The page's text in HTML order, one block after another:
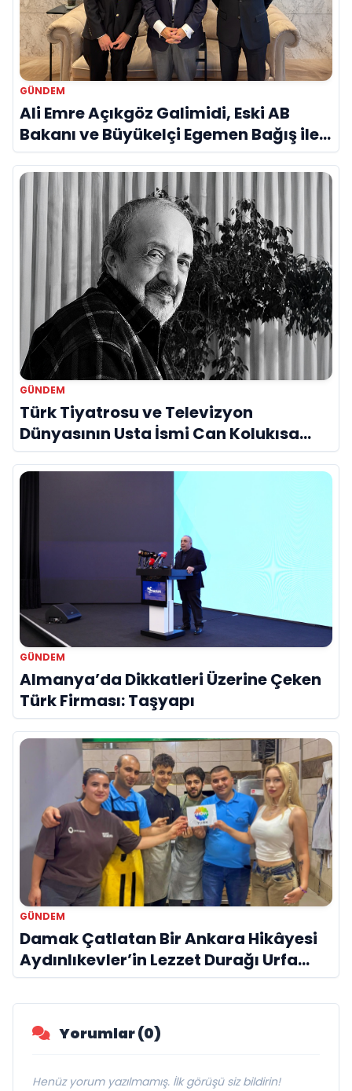
GÜNDEM
Ali Emre Açıkgöz Galimidi, Eski AB
Bakanı ve Büyükelçi Egemen Bağış ile
Bir Araya Geldi
GÜNDEM
Türk Tiyatrosu ve Televizyon
Dünyasının Usta İsmi Can Kolukısa
Hayatını Kaybetti
GÜNDEM
Almanya’da Dikkatleri Üzerine Çeken
Türk Firması: Taşyapı
GÜNDEM
Damak Çatlatan Bir Ankara Hikâyesi
Aydınlıkevler’in Lezzet Durağı Urfa
Damak
Yorumlar (0)
Henüz yorum yazılmamış. İlk görüşü siz bildirin!